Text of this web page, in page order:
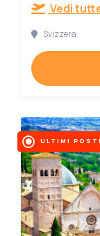
Vedi
Svizzera
ULTIMI